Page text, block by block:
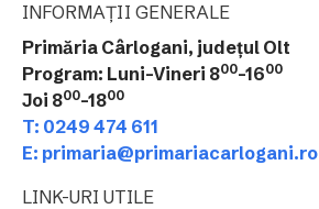
INFORMAȚII GENERALE
Primăria Cârlogani, județul Olt
Program: Luni-Vineri 800-1600
Joi 800-1800
T: 0249 474 611
E: primaria@primariacarlogani.ro
LINK-URI UTILE